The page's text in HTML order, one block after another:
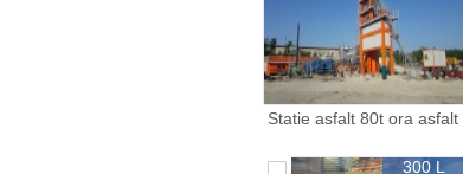
Statie asfalt 80t ora asfalt
300 L